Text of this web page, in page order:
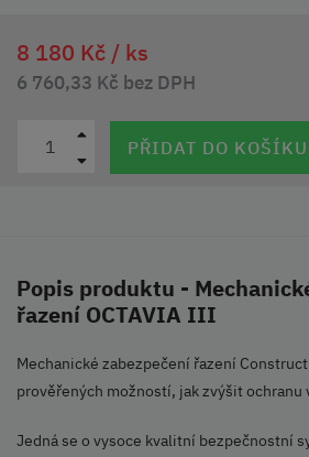
8 180 Kč / ks
6 760,33 Kč bez DPH
PŘIDAT DO KOŠÍKU
Popis produktu -
řazení OCTAVIA III
Mechanické zabezpečení řazení
prověřených možností, jak zvýšit ochranu
Jedná se o vysoce kvalitní bezpečnostní